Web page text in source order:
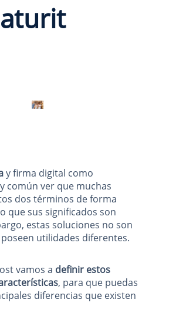
y firma digital como
común ver que muchas
dos términos de forma
que sus significados son
estas soluciones no son
utilidades diferentes.
vamos a definir estos
, para que puedas
diferencias que existen